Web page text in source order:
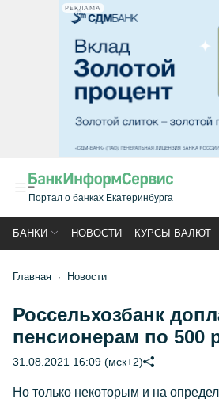
РЕКЛАМА
Портал о банках Екатеринбурга
БАНКИ НОВОСТИ КУРСЫ ВАЛЮТ
Главная Новости
Россельхозбанк
пенсионерам по 500
31.08.2021 16:09 (мск+2)
Но только некоторым и на